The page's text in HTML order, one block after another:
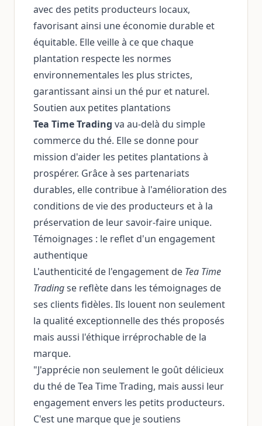
avec des petits producteurs locaux,
favorisant ainsi une économie durable et
équitable. Elle veille à ce que chaque
plantation respecte les normes
environnementales les plus strictes,
garantissant ainsi un thé pur et naturel.
Soutien aux petites plantations
Tea Time Trading va au-delà du simple
commerce du thé. Elle se donne pour
mission d'aider les petites plantations à
prospérer. Grâce à ses partenariats
durables, elle contribue à l'amélioration des
conditions de vie des producteurs et à la
préservation de leur savoir-faire unique.
Témoignages : le reflet d'un engagement
authentique
L'authenticité de l'engagement de Tea Time
Tradingse reflète dans les témoignages de
ses clients fidèles. Ils louent non seulement
la qualité exceptionnelle des thés proposés
mais aussi l'éthique irréprochable de la
marque.
"J'apprécie non seulement le goût délicieux
du thé de Tea Time Trading, mais aussi leur
engagement envers les petits producteurs.
C'est une marque que je soutiens